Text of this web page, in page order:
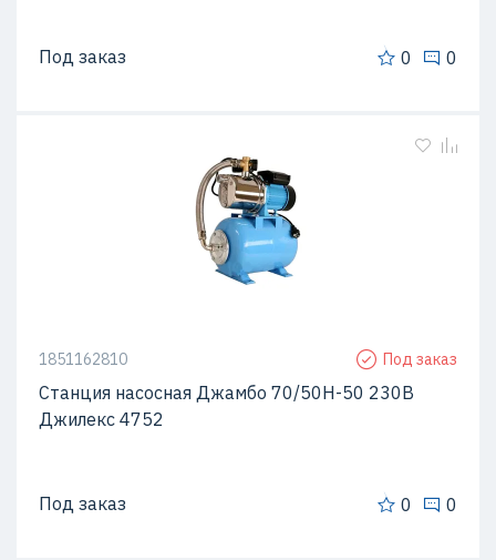
Под заказ 0 0
1851162810 Под заказ
Станция насосная Джамбо 70/50Н-50 230В
Джилекс 4752
Под заказ 0 0